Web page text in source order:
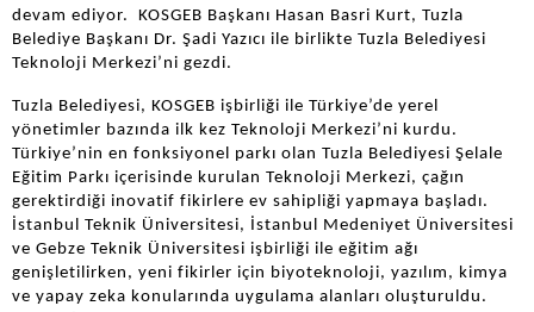
devam ediyor. KOSGEB Başkanı Hasan Basri Kurt, Tuzla
Belediye Başkanı Dr. Şadi Yazıcı ile birlikte Tuzla Belediyesi
Teknoloji Merkezi’ni gezdi.
Tuzla Belediyesi, KOSGEB işbirliği ile Türkiye’de yerel
yönetimler bazında ilk kez Teknoloji Merkezi’ni kurdu.
Türkiye’nin en fonksiyonel parkı olan Tuzla Belediyesi Şelale
Eğitim Parkı içerisinde kurulan Teknoloji Merkezi, çağın
gerektirdiği inovatif fikirlere ev sahipliği yapmaya başladı.
İstanbul Teknik Üniversitesi, İstanbul Medeniyet Üniversitesi
ve Gebze Teknik Üniversitesi işbirliği ile eğitim ağı
genişletilirken, yeni fikirler için biyoteknoloji, yazılım, kimya
ve yapay zeka konularında uygulama alanları oluşturuldu.